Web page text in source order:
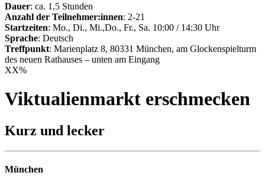
Dauer: ca. 1,5 Stunden
Anzahl der Teilnehmer:innen: 2-21
Startzeiten: Mo., Di., Mi.,Do., Fr., Sa. 10:00 / 14:30 Uhr
Sprache: Deutsch
Treffpunkt: Marienplatz 8, 80331 München, am Glockenspielturm
des neuen Rathauses – unten am Eingang
XX%
Viktualienmarkt erschmecken
Kurz und lecker
München